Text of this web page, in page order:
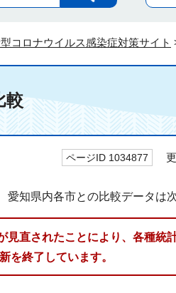
コロナウイルス感染症対策サイト
較
ページID 1034877 更
知県内各市との比較データは
見直されたことにより、各種統
を終了しています。